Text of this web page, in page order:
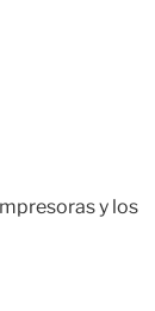
y los